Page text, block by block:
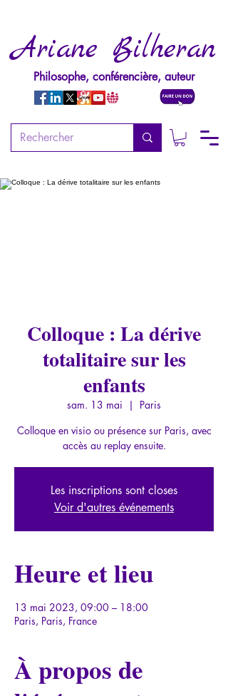
Ariane Bilheran
Philosophe, conférencière, auteur
Colloque : La dérive
totalitaire sur les
enfants
sam. 13 mai
  |
Paris
Colloque en visio ou présence sur Paris, avec
accès au replay ensuite.
Les inscriptions sont closes
Voir d'autres événements
Heure et lieu
13 mai 2023, 09:00 – 18:00
Paris, Paris, France
À propos de